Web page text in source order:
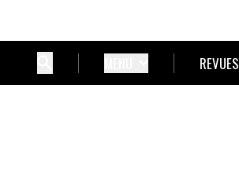
REVUES